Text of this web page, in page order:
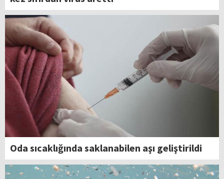
Oda sıcaklığında saklanabilen aşı geliştirildi